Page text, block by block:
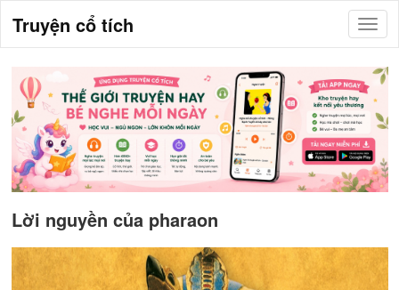
Truyện cổ tích
Lời nguyền của pharaon